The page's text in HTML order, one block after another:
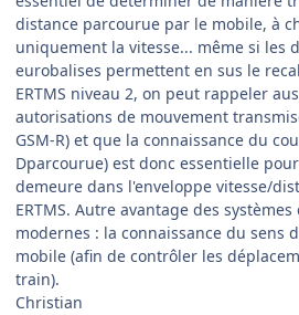
distance parcourue par le mobile, à
uniquement la vitesse... même si les
eurobalises permettent en sus le
ERTMS niveau 2, on peut rappeler
autorisations de mouvement
GSM-R) et que la connaissance du
Dparcourue) est donc essentielle
demeure dans l'enveloppe vitesse/
ERTMS. Autre avantage des
modernes : la connaissance du sens
mobile (afin de contrôler les
train).
Christian